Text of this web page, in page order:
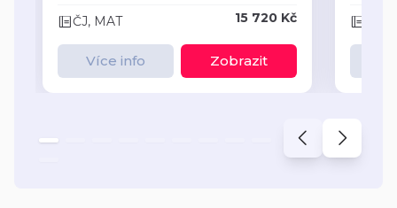
ČJ, MAT 15 720 Kč
Více info Zobrazit